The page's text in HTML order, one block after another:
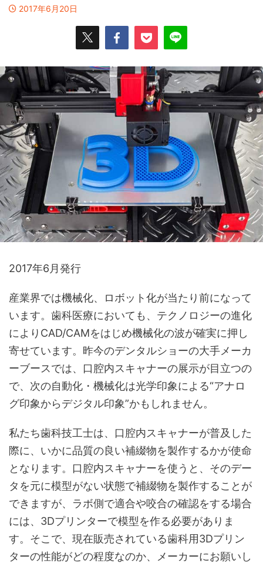
2017年6月20日
2017年6月発行
産業界では機械化、ロボット化が当たり前になって
います。歯科医療においても、テクノロジーの進化
によりCAD/CAMをはじめ機械化の波が確実に押し
寄せています。昨今のデンタルショーの大手メーカ
ーブースでは、口腔内スキャナーの展示が目立つの
で、次の自動化・機械化は光学印象による“アナロ
グ印象からデジタル印象”かもしれません。
私たち歯科技工士は、口腔内スキャナーが普及した
際に、いかに品質の良い補綴物を製作するかが使命
となります。口腔内スキャナーを使うと、そのデー
タを元に模型がない状態で補綴物を製作することが
できますが、ラボ側で適合や咬合の確認をする場合
には、3Dプリンターで模型を作る必要がありま
す。そこで、現在販売されている歯科用3Dプリン
ターの性能がどの程度なのか、メーカーにお願いし